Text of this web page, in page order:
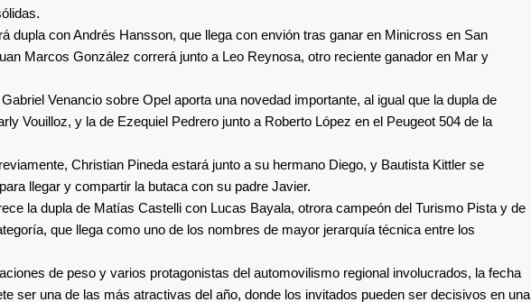
dupla con Andrés Hansson, que llega con envión tras ganar en Minicross en San
Marcos González correrá junto a Leo Reynosa, otro reciente ganador en Mar y
Venancio sobre Opel aporta una novedad importante, al igual que la dupla de
Vouilloz, y la de Ezequiel Pedrero junto a Roberto López en el Peugeot 504 de la
Christian Pineda estará junto a su hermano Diego, y Bautista Kittler se
llegar y compartir la butaca con su padre Javier.
la dupla de Matías Castelli con Lucas Bayala, otrora campeón del Turismo Pista y de
que llega como uno de los nombres de mayor jerarquía técnica entre los
de peso y varios protagonistas del automovilismo regional involucrados, la fecha
ser una de las más atractivas del año, donde los invitados pueden ser decisivos en una